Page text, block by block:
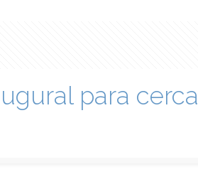
para